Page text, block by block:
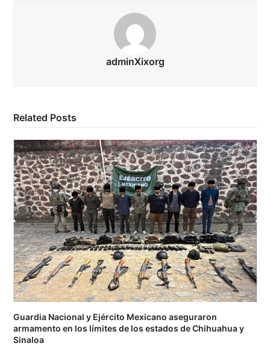
adminXixorg
Related Posts
Guardia Nacional y Ejército Mexicano aseguraron
armamento en los límites de los estados de Chihuahua y
Sinaloa